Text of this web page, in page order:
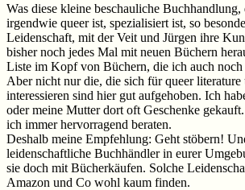
Was diese kleine beschauliche
irgendwie queer ist, spezialisiert ist, so
Leidenschaft, mit der Veit und Jürgen ihre
bisher noch jedes Mal mit neuen Büchern
Liste im Kopf von Büchern, die ich auch noch
Aber nicht nur die, die sich für queer literature
interessieren sind hier gut aufgehoben. Ich
oder meine Mutter dort oft Geschenke
ich immer hervorragend beraten.
Deshalb meine Empfehlung: Geht stöbern!
leidenschaftliche Buchhändler in eurer
sie doch mit Bücherkäufen. Solche
Amazon und Co wohl kaum finden.